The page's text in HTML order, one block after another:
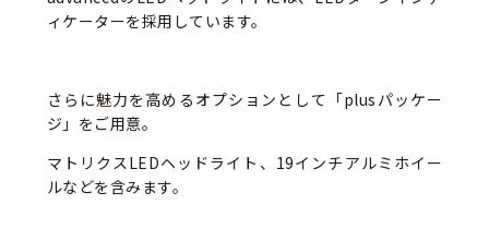
ィケーターを採用しています。
さらに魅力を高めるオプションとして「plusパッケー
ジ」をご用意。
マトリクスLEDヘッドライト、19インチアルミホイー
ルなどを含みます。